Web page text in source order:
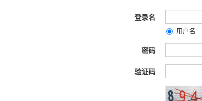
登录名
用户名
密码
验证码